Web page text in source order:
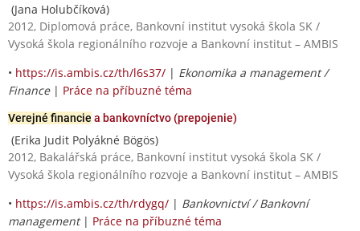
(Jana Holubčíková)
2012, Diplomová práce, Bankovní institut vysoká škola SK /
Vysoká škola regionálního rozvoje a Bankovní institut – AMBIS
• https://is.ambis.cz/th/l6s37/ | Ekonomika a management /
Finance| Práce na příbuzné téma
Verejné financie a bankovníctvo (prepojenie)
(Erika Judit Polyákné Bögös)
2012, Bakalářská práce, Bankovní institut vysoká škola SK /
Vysoká škola regionálního rozvoje a Bankovní institut – AMBIS
• https://is.ambis.cz/th/rdygq/ | Bankovnictví / Bankovní
management| Práce na příbuzné téma